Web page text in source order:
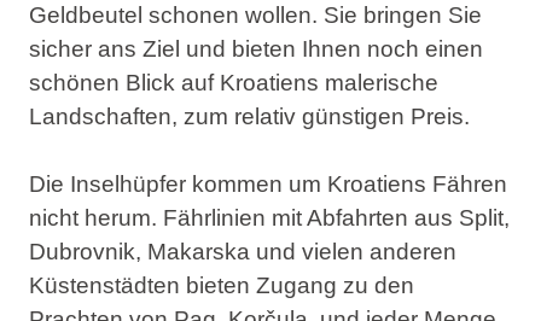
Geldbeutel schonen wollen. Sie bringen Sie
sicher ans Ziel und bieten Ihnen noch einen
schönen Blick auf Kroatiens malerische
Landschaften, zum relativ günstigen Preis.
Die Inselhüpfer kommen um Kroatiens Fähren
nicht herum. Fährlinien mit Abfahrten aus Split,
Dubrovnik, Makarska und vielen anderen
Küstenstädten bieten Zugang zu den